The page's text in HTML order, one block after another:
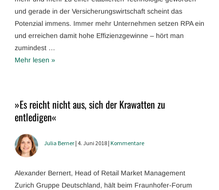
und gerade in der Versicherungswirtschaft scheint das
Potenzial immens. Immer mehr Unternehmen setzen RPA ein
und erreichen damit hohe Effizienzgewinne – hört man
zumindest …
Mehr lesen »
»Es reicht nicht aus, sich der Krawatten zu
entledigen«
Julia Berner | 4. Juni 2018 | Kommentare
Alexander Bernert, Head of Retail Market Management
Zurich Gruppe Deutschland, hält beim Fraunhofer-Forum